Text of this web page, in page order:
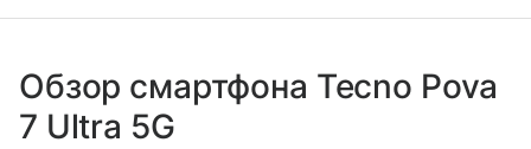
Обзор смартфона Tecno Pova
7 Ultra 5G